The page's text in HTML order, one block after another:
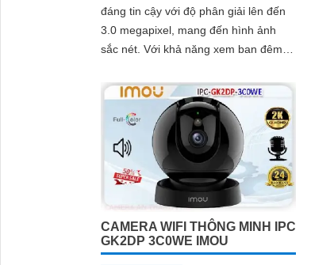
đáng tin cậy với độ phân giải lên đến
3.0 megapixel, mang đến hình ảnh
sắc nét. Với khả năng xem ban đêm
CAMERA WIFI THÔNG MINH IPC
GK2DP 3C0WE IMOU